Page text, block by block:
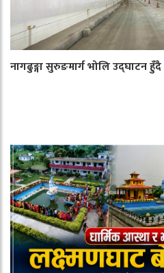
नागढुङ्गा सुरुङमार्ग भोलि उद्घाटन हुँदै